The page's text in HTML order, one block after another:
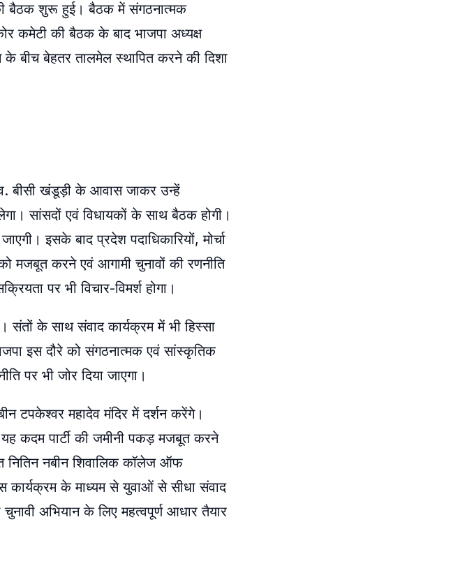
की बैठक शुरू हुई। बैठक में संगठनात्मक
कमेटी की बैठक के बाद भाजपा अध्यक्ष
बीच बेहतर तालमेल स्थापित करने की दिशा
बीसी खंडूड़ी के आवास जाकर उन्हें
सांसदों एवं विधायकों के साथ बैठक होगी।
इसके बाद प्रदेश पदाधिकारियों, मोर्चा
मजबूत करने एवं आगामी चुनावों की रणनीति
पर भी विचार-विमर्श होगा।
संतों के साथ संवाद कार्यक्रम में भी हिस्सा
इस दौरे को संगठनात्मक एवं सांस्कृतिक
पर भी जोर दिया जाएगा।
टपकेश्वर महादेव मंदिर में दर्शन करेंगे।
कदम पार्टी की जमीनी पकड़ मजबूत करने
नितिन नबीन शिवालिक कॉलेज ऑफ
के माध्यम से युवाओं से सीधा संवाद
अभियान के लिए महत्वपूर्ण आधार तैयार